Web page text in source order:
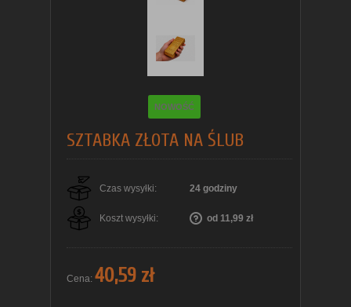
NOWOŚĆ
SZTABKA ZŁOTA NA ŚLUB
Czas wysyłki: 24 godziny
Koszt wysyłki: od 11,99 zł
Cena: 40,59 zł